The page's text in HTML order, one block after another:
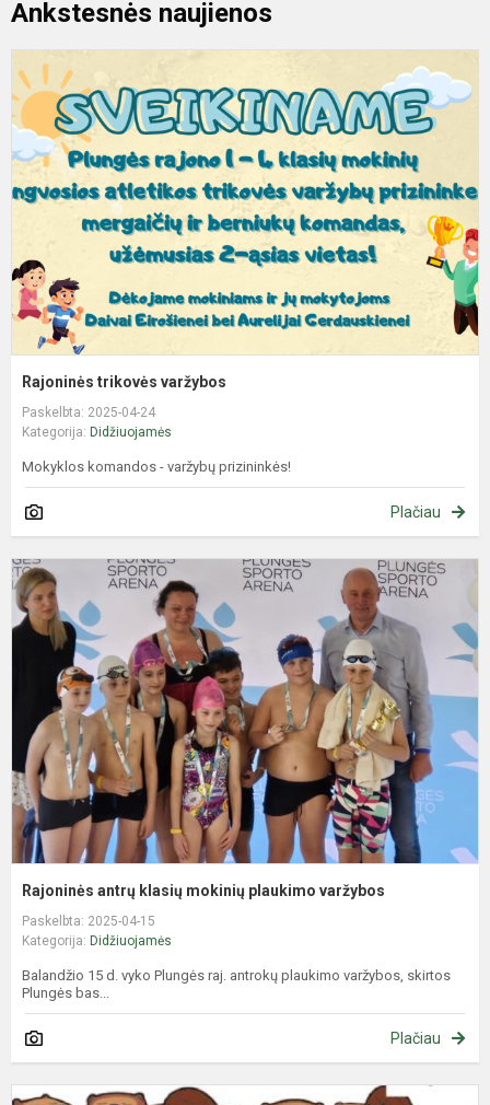
Ankstesnės naujienos
Rajoninės trikovės varžybos
Paskelbta: 2025-04-24
Kategorija: Didžiuojamės
Mokyklos komandos - varžybų prizininkės!
Plačiau
Rajoninės antrų klasių mokinių plaukimo varžybos
Paskelbta: 2025-04-15
Kategorija: Didžiuojamės
Balandžio 15 d. vyko Plungės raj. antrokų plaukimo varžybos, skirtos
Plungės bas...
Plačiau